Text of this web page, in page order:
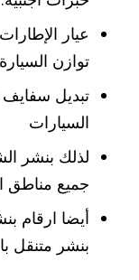
عيار
توازن
تبديل سفايف
السيارات
لذلك بنشر
جميع مناطق
أيضا ارقام
بنشر متنقل